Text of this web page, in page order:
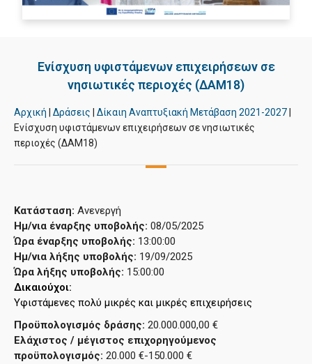
Ενίσχυση υφιστάμενων επιχειρήσεων σε
νησιωτικές περιοχές (ΔΑΜ18)
Αρχική Δράσεις Δίκαιη Αναπτυξιακή Μετάβαση 2021-2027
Ενίσχυση υφιστάμενων επιχειρήσεων σε νησιωτικές
περιοχές (ΔΑΜ18)
Κατάσταση: Ανενεργή
Ημ/νια έναρξης υποβολής: 08/05/2025
Ώρα έναρξης υποβολής: 13:00:00
Ημ/νια λήξης υποβολής: 19/09/2025
Ώρα λήξης υποβολής: 15:00:00
Δικαιούχοι:
Υφιστάμενες πολύ μικρές και μικρές επιχειρήσεις
Προϋπολογισμός δράσης: 20.000.000,00 €
Ελάχιστος / μέγιστος επιχορηγούμενος
προϋπολογισμός: 20.000 €-150.000 €